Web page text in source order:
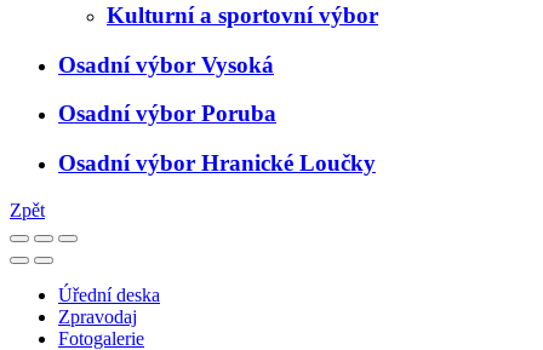
Kulturní a sportovní výbor
Osadní výbor Vysoká
Osadní výbor Poruba
Osadní výbor Hranické Loučky
Zpět
Úřední deska
Zpravodaj
Fotogalerie